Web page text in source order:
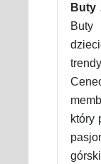
Buty
który